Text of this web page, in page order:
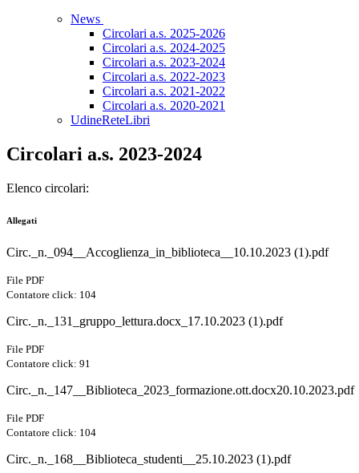
News
Circolari a.s. 2025-2026
Circolari a.s. 2024-2025
Circolari a.s. 2023-2024
Circolari a.s. 2022-2023
Circolari a.s. 2021-2022
Circolari a.s. 2020-2021
UdineReteLibri
Circolari a.s. 2023-2024
Elenco circolari:
Allegati
Circ._n._094__Accoglienza_in_biblioteca__10.10.2023 (1).pdf
File PDF
Contatore click: 104
Circ._n._131_gruppo_lettura.docx_17.10.2023 (1).pdf
File PDF
Contatore click: 91
Circ._n._147__Biblioteca_2023_formazione.ott.docx20.10.2023.pdf
File PDF
Contatore click: 104
Circ._n._168__Biblioteca_studenti__25.10.2023 (1).pdf